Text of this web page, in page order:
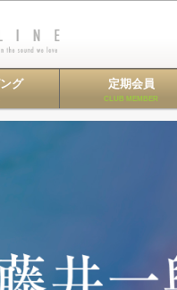
グ 定期会員
CLUB MEMBER